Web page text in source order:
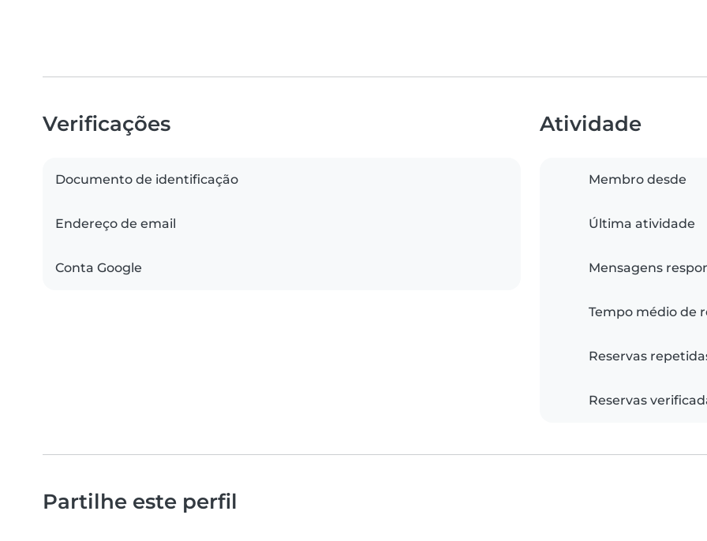
Verificações
Documento de identificação
Endereço de email
Conta Google
Atividade
Membro desde
Última atividade
Mensagens
Tempo médio de
Reservas
Reservas
Partilhe este perfil